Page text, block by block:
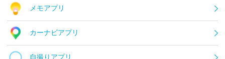
メモアプリ
カーナビアプリ
自撮りアプリ